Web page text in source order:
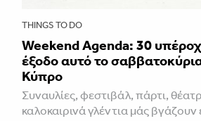
THINGS TO DO
Weekend Agenda: 30
έξοδο αυτό το
Κύπρο
Συναυλίες, φεστιβάλ, πάρτι,
καλοκαιρινά γλέντια μάς βγάζουν